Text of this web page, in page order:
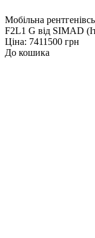
Мобільна
F2L1 G від SIMAD
Ціна: 7411500 грн
До кошика